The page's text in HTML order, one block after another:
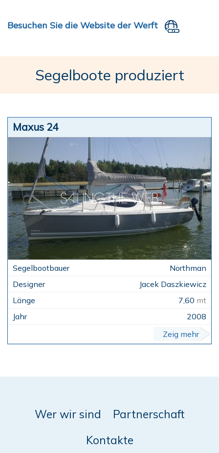
Besuchen Sie die Website der Werft
Segelboote produziert
Maxus 24
Northman
Jacek Daszkiewicz
7,60 mt
2008
Zeig mehr
Wer wir sind
Partnerschaft
Kontakte